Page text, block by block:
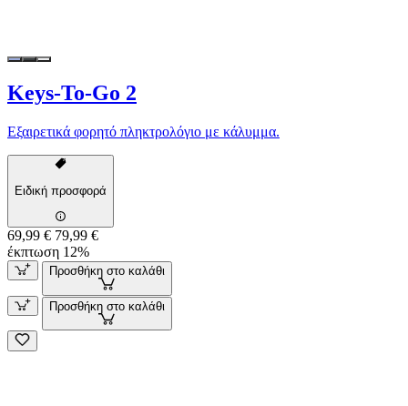
Keys-To-Go 2
Εξαιρετικά φορητό πληκτρολόγιο με κάλυμμα.
Ειδική προσφορά
69,99 € 79,99 €
έκπτωση 12%
Προσθήκη στο καλάθι
Προσθήκη στο καλάθι